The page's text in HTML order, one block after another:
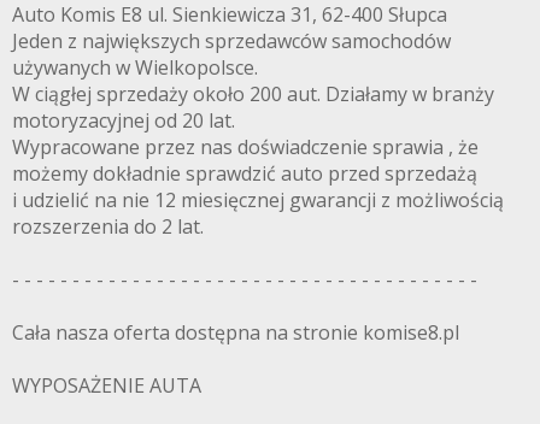
Auto Komis E8 ul. Sienkiewicza 31, 62-400 Słupca
Jeden z największych sprzedawców samochodów
używanych w Wielkopolsce.
W ciągłej sprzedaży około 200 aut. Działamy w branży
motoryzacyjnej od 20 lat.
Wypracowane przez nas doświadczenie sprawia , że
możemy dokładnie sprawdzić auto przed sprzedażą
i udzielić na nie 12 miesięcznej gwarancji z możliwością
rozszerzenia do 2 lat.
- - - - - - - - - - - - - - - - - - - - - - - - - - - - - - - - - - - - - - -
Cała nasza oferta dostępna na stronie komise8.pl
WYPOSAŻENIE AUTA